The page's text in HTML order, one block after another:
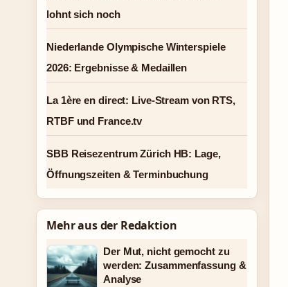
lohnt sich noch
Niederlande Olympische Winterspiele
2026: Ergebnisse & Medaillen
La 1ère en direct: Live-Stream von RTS,
RTBF und France.tv
SBB Reisezentrum Zürich HB: Lage,
Öffnungszeiten & Terminbuchung
Mehr aus der Redaktion
Der Mut, nicht gemocht zu
werden: Zusammenfassung &
Analyse